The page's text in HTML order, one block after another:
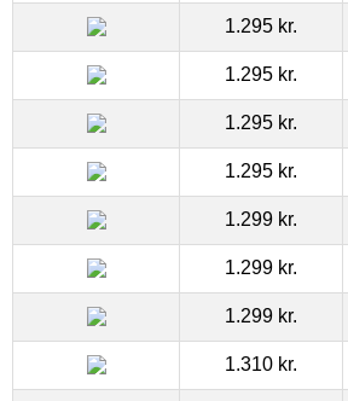
1.295 kr.
1.295 kr.
1.295 kr.
1.295 kr.
1.299 kr.
1.299 kr.
1.299 kr.
1.310 kr.